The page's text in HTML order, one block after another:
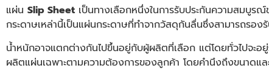
แผ่น Slip Sheet เป็นทางเลือกหนึ่งในการรับประกันความสมบูร
กระดาษเหล่านี้เป็นแผ่นกระดาษที่ทำจากวัสดุกันลื่นซึ่งสามารถรอง
น้ำหนักอาจแตกต่างกันไปขึ้นอยู่กับผู้ผลิตที่เลือก แต่โดยทั่วไปจ
ผลิตแผ่นเฉพาะตามความต้องการของลูกค้า โดยคำนึงถึงขนาดแ